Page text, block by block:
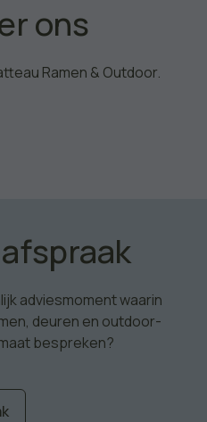
ons
Ramen & Outdoor.
adviesmoment waarin
deuren en outdoor-
bespreken?